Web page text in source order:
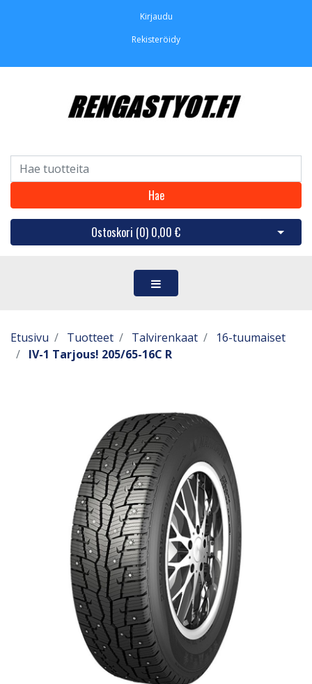
Kirjaudu
Rekisteröidy
Hae
Ostoskori (0) 0,00 € Avaa
Etusivu Tuotteet Talvirenkaat
16-tuumaiset
IV-1 Tarjous! 205/65-16C R